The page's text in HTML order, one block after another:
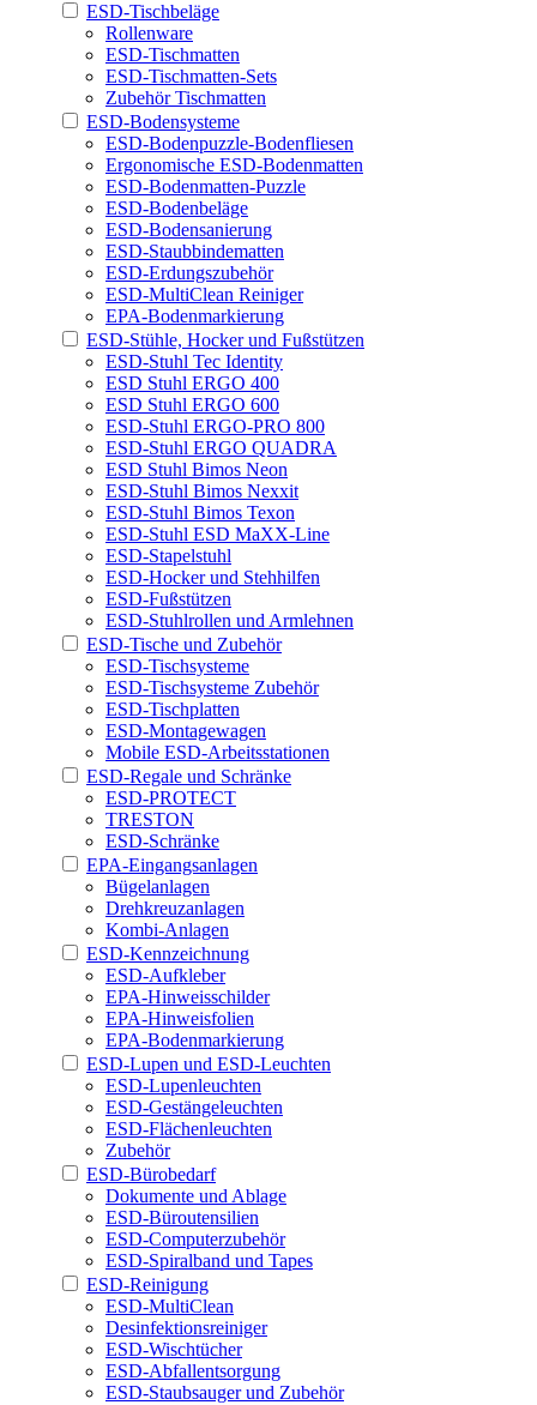
ESD-Tischbeläge
Rollenware
ESD-Tischmatten
ESD-Tischmatten-Sets
Zubehör Tischmatten
ESD-Bodensysteme
ESD-Bodenpuzzle-Bodenfliesen
Ergonomische ESD-Bodenmatten
ESD-Bodenmatten-Puzzle
ESD-Bodenbeläge
ESD-Bodensanierung
ESD-Staubbindematten
ESD-Erdungszubehör
ESD-MultiClean Reiniger
EPA-Bodenmarkierung
ESD-Stühle, Hocker und Fußstützen
ESD-Stuhl Tec Identity
ESD Stuhl ERGO 400
ESD Stuhl ERGO 600
ESD-Stuhl ERGO-PRO 800
ESD-Stuhl ERGO QUADRA
ESD Stuhl Bimos Neon
ESD-Stuhl Bimos Nexxit
ESD-Stuhl Bimos Texon
ESD-Stuhl ESD MaXX-Line
ESD-Stapelstuhl
ESD-Hocker und Stehhilfen
ESD-Fußstützen
ESD-Stuhlrollen und Armlehnen
ESD-Tische und Zubehör
ESD-Tischsysteme
ESD-Tischsysteme Zubehör
ESD-Tischplatten
ESD-Montagewagen
Mobile ESD-Arbeitsstationen
ESD-Regale und Schränke
ESD-PROTECT
TRESTON
ESD-Schränke
EPA-Eingangsanlagen
Bügelanlagen
Drehkreuzanlagen
Kombi-Anlagen
ESD-Kennzeichnung
ESD-Aufkleber
EPA-Hinweisschilder
EPA-Hinweisfolien
EPA-Bodenmarkierung
ESD-Lupen und ESD-Leuchten
ESD-Lupenleuchten
ESD-Gestängeleuchten
ESD-Flächenleuchten
Zubehör
ESD-Bürobedarf
Dokumente und Ablage
ESD-Büroutensilien
ESD-Computerzubehör
ESD-Spiralband und Tapes
ESD-Reinigung
ESD-MultiClean
Desinfektionsreiniger
ESD-Wischtücher
ESD-Abfallentsorgung
ESD-Staubsauger und Zubehör